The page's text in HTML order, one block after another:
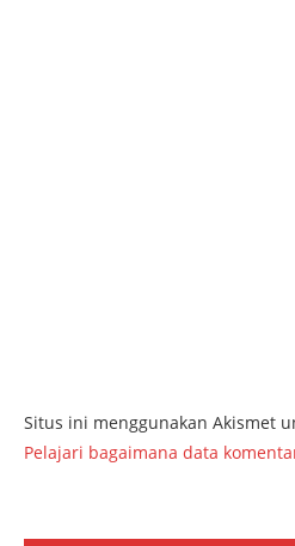
Situs ini menggunakan Akismet
Pelajari bagaimana data